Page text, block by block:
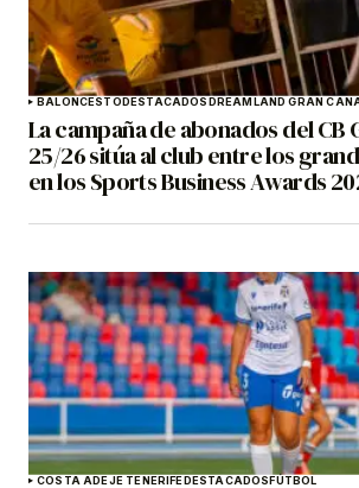
BALONCESTODESTACADOSDREAMLAND GRAN
La campaña de abonados del CB
25/26 sitúa al club entre los
en los Sports Business Awards
COSTA ADEJE TENERIFEDESTACADOSFÚTBOL